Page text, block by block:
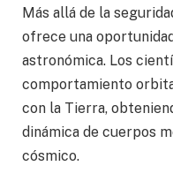
Más allá de la
ofrece una
astronómica. Los
comportamiento
con la Tierra,
dinámica de cuerpos
cósmico.